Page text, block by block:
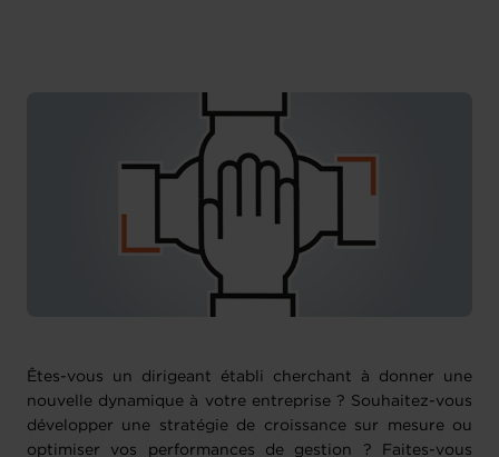
Êtes-vous un dirigeant établi cherchant à donner une
nouvelle dynamique à votre entreprise ? Souhaitez-vous
développer une stratégie de croissance sur mesure ou
optimiser vos performances de gestion ? Faites-vous